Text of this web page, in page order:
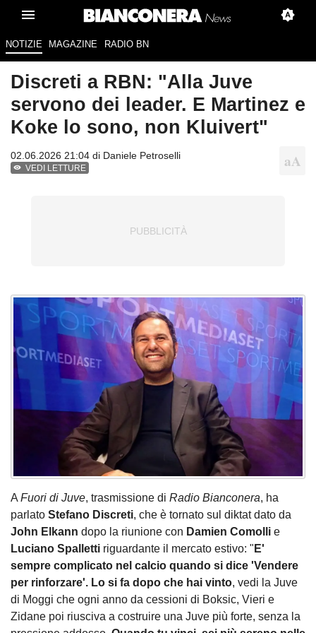
NOTIZIE MAGAZINE RADIO BN
Discreti a RBN: "Alla Juve
servono dei leader. E Martinez e
Koke lo sono, non Kluivert"
02.06.2026 21:04 di Daniele Petroselli
VEDI LETTURE
A Fuori di Juve, trasmissione di Radio Bianconera, ha
parlato Stefano Discreti, che è tornato sul diktat dato da
John Elkann dopo la riunione con Damien Comolli e
Luciano Spalletti riguardante il mercato estivo: " E'
sempre complicato nel calcio quando si dice 'Vendere
per rinforzare'. Lo si fa dopo che hai vinto, vedi la Juve
di Moggi che ogni anno da cessioni di Boksic, Vieri e
Zidane poi riusciva a costruire una Juve più forte, senza la